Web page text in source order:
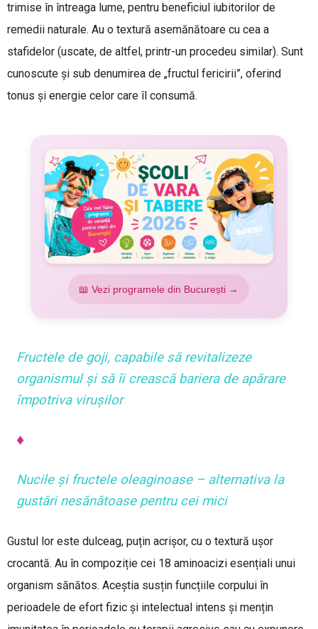
trimise în întreaga lume, pentru beneficiul iubitorilor de
remedii naturale. Au o textură asemănătoare cu cea a
stafidelor (uscate, de altfel, printr-un procedeu similar). Sunt
cunoscute și sub denumirea de „fructul fericirii”, oferind
tonus și energie celor care îl consumă.
📖 Vezi programele din București →
Fructele de goji, capabile să revitalizeze
organismul și să îi crească bariera de apărare
împotriva virușilor
♦
Nucile și fructele oleaginoase – alternativa la
gustări nesănătoase pentru cei mici
Gustul lor este dulceag, puțin acrișor, cu o textură ușor
crocantă. Au în compoziție cei 18 aminoacizi esențiali unui
organism sănătos. Aceștia susțin funcțiile corpului în
perioadele de efort fizic și intelectual intens și mențin